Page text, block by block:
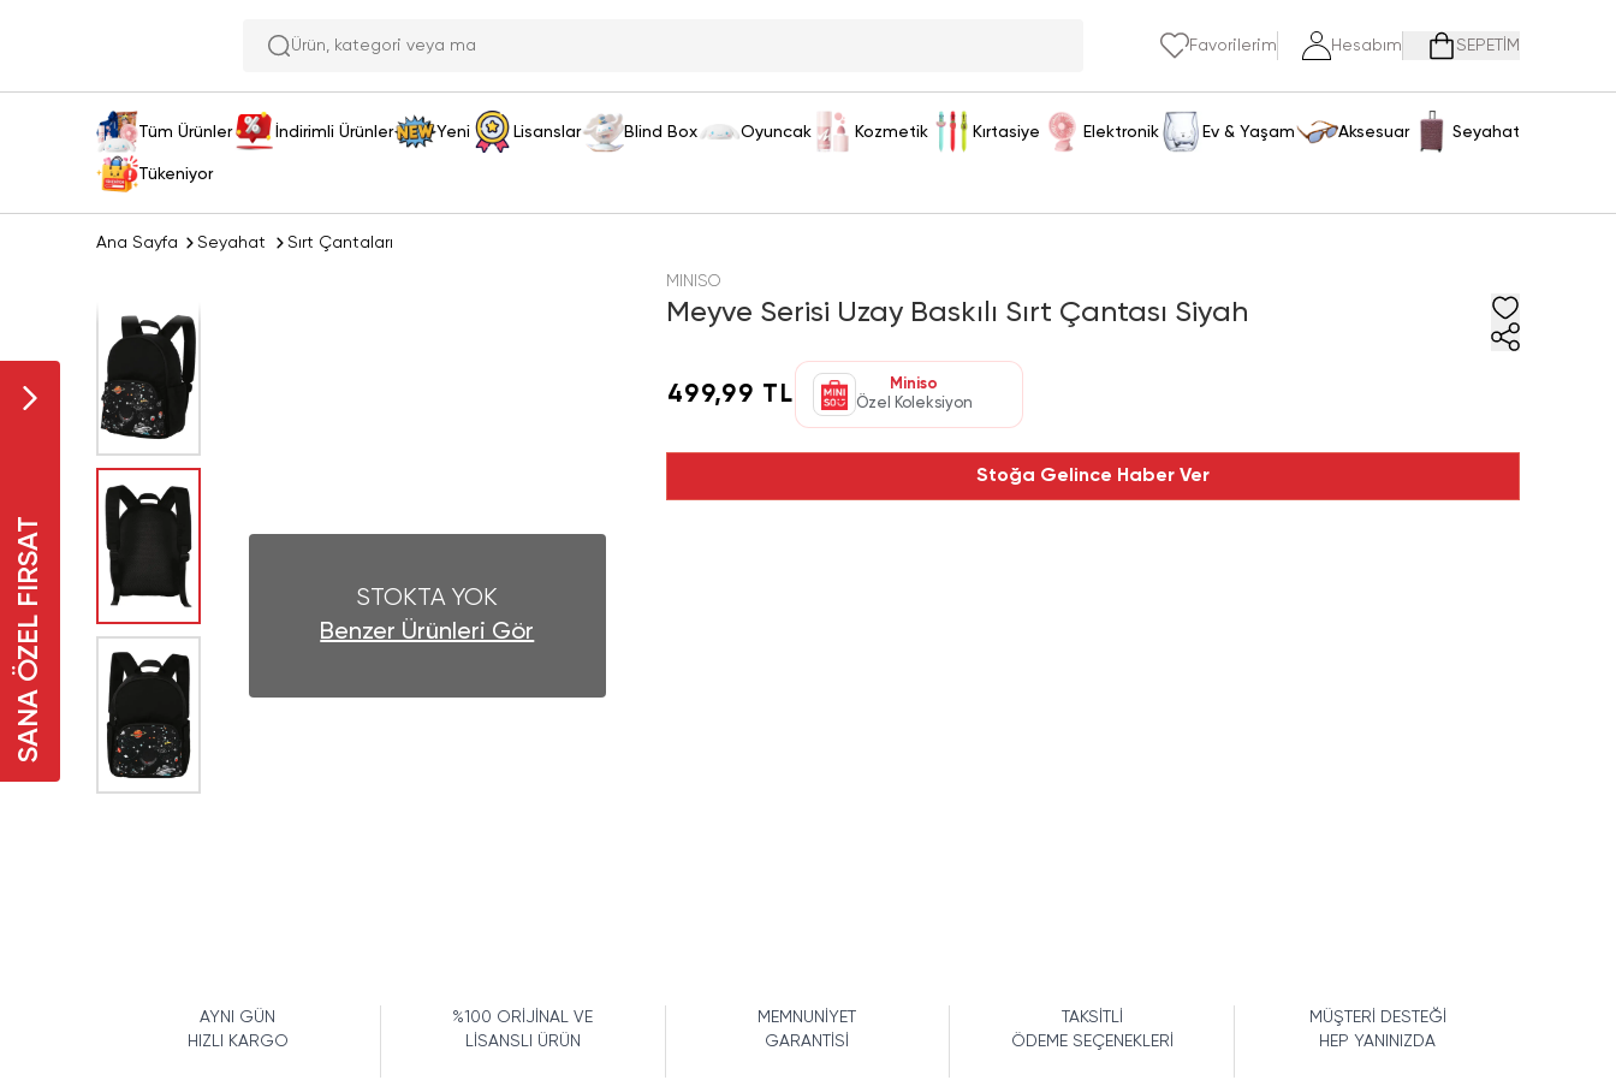
Ürün, ka Favorilerim Hesabım SEPETİM
Tüm Ürünler İndirimli Ürünler Yeni Lisanslar Blind Box Oyuncak Kozmetik Kırtasiye Elektronik Ev & Yaşam Aksesuar Seyahat
Tükeniyor
SANA ÖZEL FIRSAT
Ana Sayfa Seyahat Sırt Çantaları
STOKTA YOK
Benzer Ürünleri Gör
MINISO
Meyve Serisi Uzay Baskılı Sırt Çantası Siyah
499,99 TL
Miniso
Özel Koleksiyon
Stoğa Gelince Haber Ver
AYNI GÜN
HIZLI KARGO
%100 ORİJİNAL VE
LİSANSLI ÜRÜN
MEMNUNİYET
GARANTİSİ
TAKSİTLİ
ÖDEME SEÇENEKLERİ
MÜŞTERİ DESTEĞİ
HEP YANINIZDA